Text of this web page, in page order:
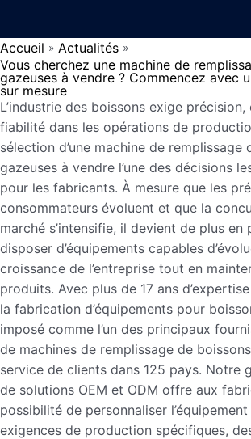
Accueil » Actualités »
Vous cherchez une machine de
gazeuses à vendre ? Commencez avec
sur mesure
L’industrie des boissons exige
fiabilité dans les opérations de
sélection d’une machine de remplissage
gazeuses à vendre l’une des décisions
pour les fabricants. À mesure que les
consommateurs évoluent et que la
marché s’intensifie, il devient de plus en
disposer d’équipements capables
croissance de l’entreprise tout en
produits. Avec plus de 17 ans
la fabrication d’équipements pour
imposé comme l’un des principaux
de machines de remplissage de
service de clients dans 125 pays. Notre
de solutions OEM et ODM offre aux
possibilité de personnaliser
exigences de production spécifiques,